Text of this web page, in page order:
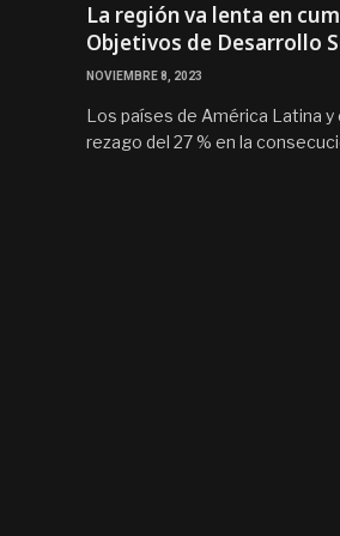
La región va lenta en
Objetivos de Desarrollo
NOVIEMBRE 8, 2023
Los países de América Latina
rezago del 27 % en la